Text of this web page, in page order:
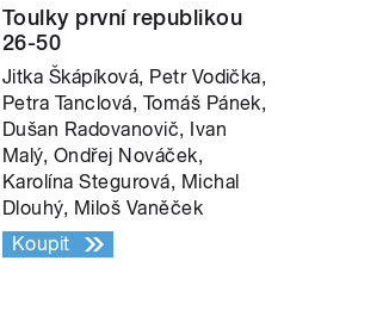
Toulky první republikou
26-50
Jitka Škápíková, Petr Vodička,
Petra Tanclová, Tomáš Pánek,
Dušan Radovanovič, Ivan
Malý, Ondřej Nováček,
Karolína Stegurová, Michal
Dlouhý, Miloš Vaněček
Koupit